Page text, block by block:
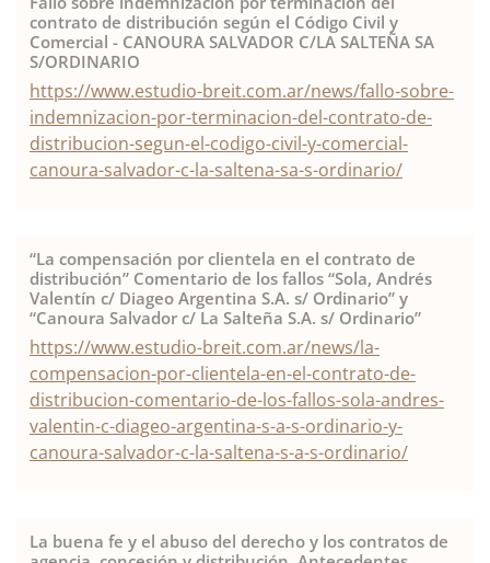
contrato de distribución según el Código Civil y
Comercial - CANOURA SALVADOR C/LA SALTEÑA SA
S/ORDINARIO
https://www.estudio-breit.com.ar/news/fallo-sobre-
indemnizacion-por-terminacion-del-contrato-de-
distribucion-segun-el-codigo-civil-y-comercial-
canoura-salvador-c-la-saltena-sa-s-ordinario/
“La compensación por clientela en el contrato de
distribución” Comentario de los fallos “Sola, Andrés
Valentín c/ Diageo Argentina S.A. s/ Ordinario” y
“Canoura Salvador c/ La Salteña S.A. s/ Ordinario”
https://www.estudio-breit.com.ar/news/la-
compensacion-por-clientela-en-el-contrato-de-
distribucion-comentario-de-los-fallos-sola-andres-
valentin-c-diageo-argentina-s-a-s-ordinario-y-
canoura-salvador-c-la-saltena-s-a-s-ordinario/
La buena fe y el abuso del derecho y los contratos de